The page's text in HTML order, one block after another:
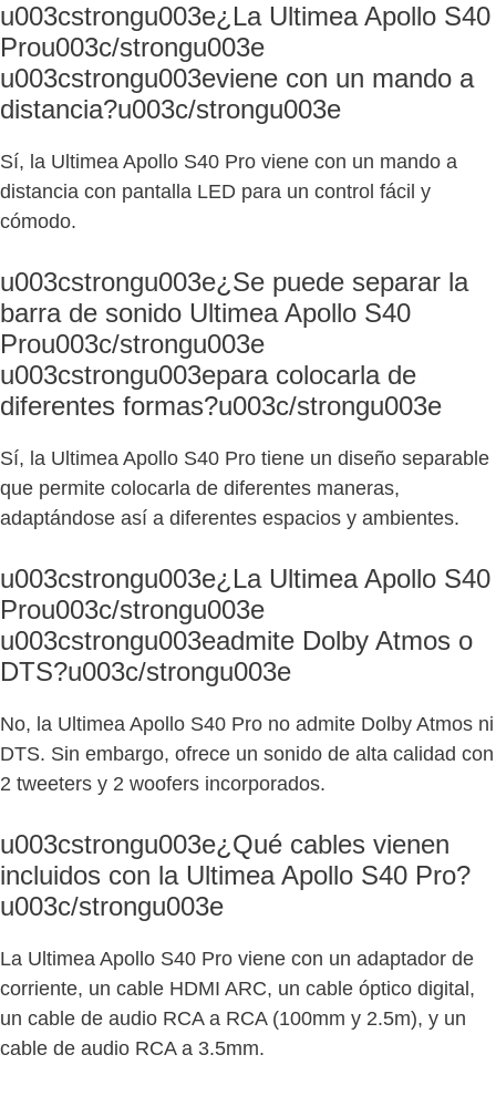
u003cstrongu003e¿La Ultimea Apollo S40
Prou003c/strongu003e
u003cstrongu003eviene con un mando a
distancia?u003c/strongu003e
Sí, la Ultimea Apollo S40 Pro viene con un mando a
distancia con pantalla LED para un control fácil y
cómodo.
u003cstrongu003e¿Se puede separar la
barra de sonido Ultimea Apollo S40
Prou003c/strongu003e
u003cstrongu003epara colocarla de
diferentes formas?u003c/strongu003e
Sí, la Ultimea Apollo S40 Pro tiene un diseño separable
que permite colocarla de diferentes maneras,
adaptándose así a diferentes espacios y ambientes.
u003cstrongu003e¿La Ultimea Apollo S40
Prou003c/strongu003e
u003cstrongu003eadmite Dolby Atmos o
DTS?u003c/strongu003e
No, la Ultimea Apollo S40 Pro no admite Dolby Atmos ni
DTS. Sin embargo, ofrece un sonido de alta calidad con
2 tweeters y 2 woofers incorporados.
u003cstrongu003e¿Qué cables vienen
incluidos con la Ultimea Apollo S40 Pro?
u003c/strongu003e
La Ultimea Apollo S40 Pro viene con un adaptador de
corriente, un cable HDMI ARC, un cable óptico digital,
un cable de audio RCA a RCA (100mm y 2.5m), y un
cable de audio RCA a 3.5mm.